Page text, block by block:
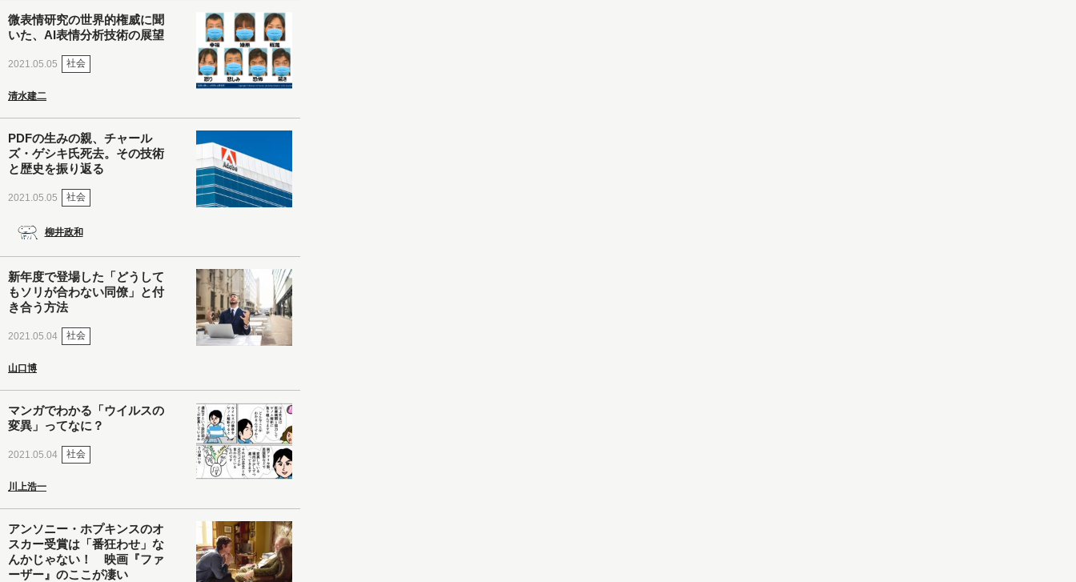
微表情研究の世界的権威に聞
いた、AI表情分析技術の展望
2021.05.05 社会
清水建二
PDFの生みの親、チャール
ズ・ゲシキ氏死去。その技術
と歴史を振り返る
2021.05.05 社会
柳井政和
新年度で登場した「どうして
もソリが合わない同僚」と付
き合う方法
2021.05.04 社会
山口博
マンガでわかる「ウイルスの
変異」ってなに？
2021.05.04 社会
川上浩一
アンソニー・ホプキンスのオ
スカー受賞は「番狂わせ」な
んかじゃない！ 映画『ファ
ーザー』のここが凄い